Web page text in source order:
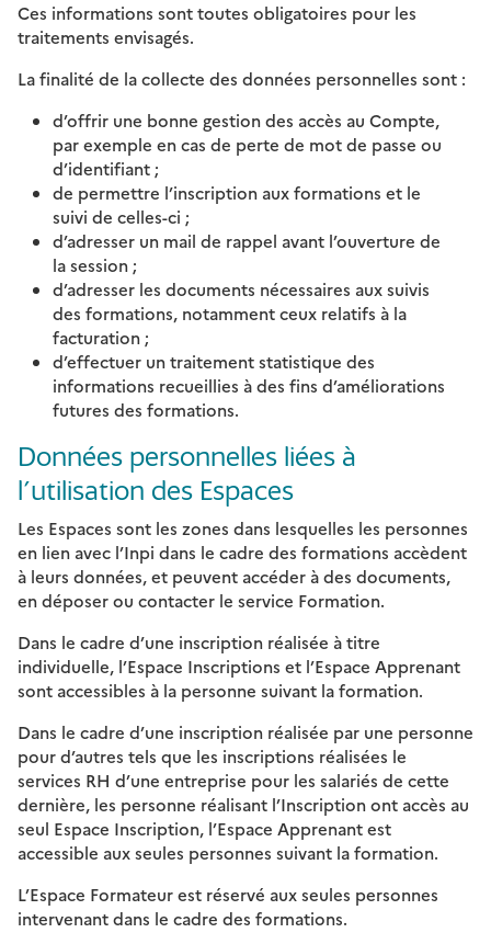
Ces informations sont toutes obligatoires pour les
traitements envisagés.
La finalité de la collecte des données personnelles sont :
d’offrir une bonne gestion des accès au Compte,
par exemple en cas de perte de mot de passe ou
d’identifiant ;
de permettre l’inscription aux formations et le
suivi de celles-ci ;
d’adresser un mail de rappel avant l’ouverture de
la session ;
d’adresser les documents nécessaires aux suivis
des formations, notamment ceux relatifs à la
facturation ;
d’effectuer un traitement statistique des
informations recueillies à des fins d’améliorations
futures des formations.
Données personnelles liées à
l’utilisation des Espaces
Les Espaces sont les zones dans lesquelles les personnes
en lien avec l’Inpi dans le cadre des formations accèdent
à leurs données, et peuvent accéder à des documents,
en déposer ou contacter le service Formation.
Dans le cadre d’une inscription réalisée à titre
individuelle, l’Espace Inscriptions et l’Espace Apprenant
sont accessibles à la personne suivant la formation.
Dans le cadre d’une inscription réalisée par une personne
pour d’autres tels que les inscriptions réalisées le
services RH d’une entreprise pour les salariés de cette
dernière, les personne réalisant l’Inscription ont accès au
seul Espace Inscription, l’Espace Apprenant est
accessible aux seules personnes suivant la formation.
L’Espace Formateur est réservé aux seules personnes
intervenant dans le cadre des formations.